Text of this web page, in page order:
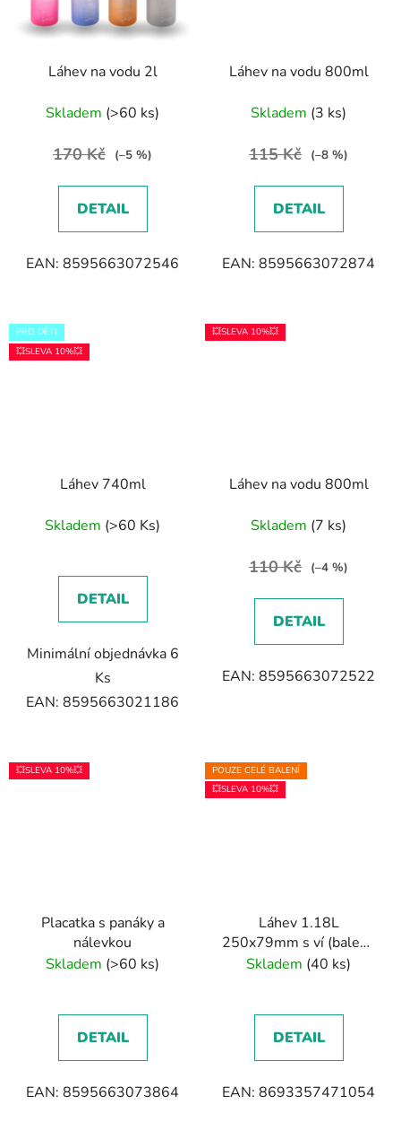
Láhev na vodu 2l
Skladem (>60 ks)
170 Kč (–5 %)
DETAIL
EAN: 8595663072546
Láhev na vodu 800ml
Skladem (3 ks)
115 Kč (–8 %)
DETAIL
EAN: 8595663072874
PRO DĚTI
💥SLEVA 10%💥
Láhev 740ml
Skladem (>60 Ks)
DETAIL
Minimální objednávka 6
Ks
EAN: 8595663021186
💥SLEVA 10%💥
Láhev na vodu 800ml
Skladem (7 ks)
110 Kč (–4 %)
DETAIL
EAN: 8595663072522
💥SLEVA 10%💥
Placatka s panáky a
nálevkou
Skladem (>60 ks)
DETAIL
EAN: 8595663073864
POUZE CELÉ BALENÍ
💥SLEVA 10%💥
Láhev 1.18L
250x79mm s ví (balení:
6 Ks)
Skladem (40 ks)
DETAIL
EAN: 8693357471054